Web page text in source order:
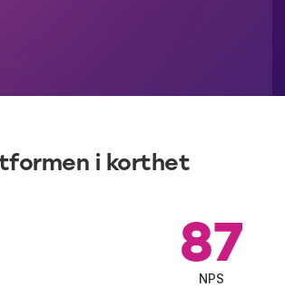
i korthet
87
NPS